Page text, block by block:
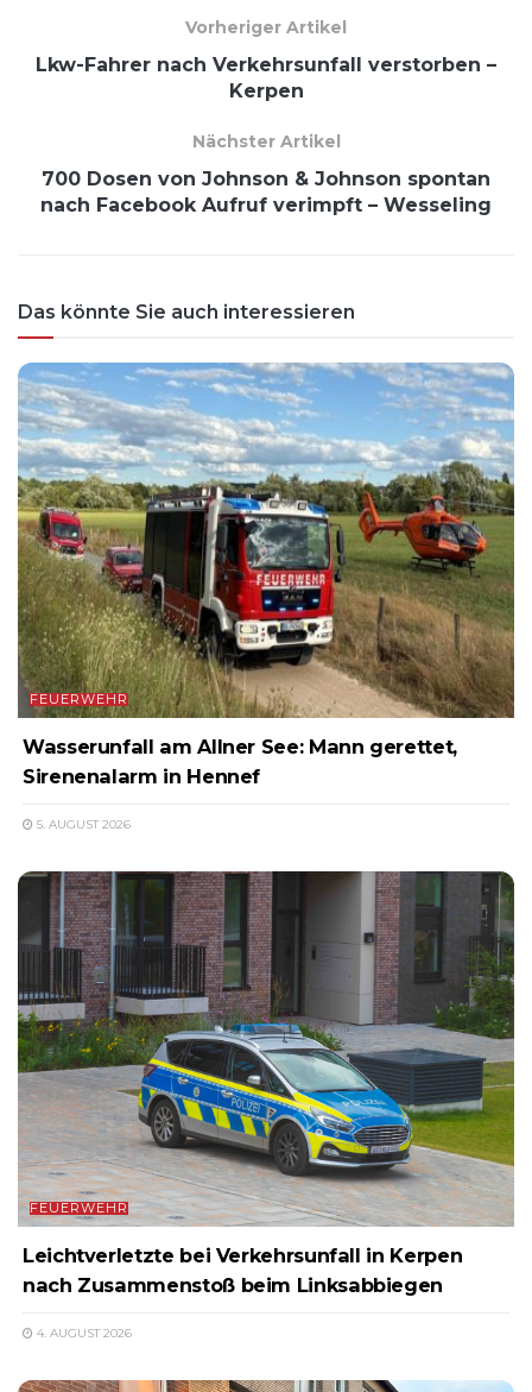
Vorheriger Artikel
Lkw-Fahrer nach Verkehrsunfall verstorben –
Kerpen
Nächster Artikel
700 Dosen von Johnson & Johnson spontan
nach Facebook Aufruf verimpft – Wesseling
Das könnte Sie auch interessieren
FEUERWEHR
Wasserunfall am Allner See: Mann gerettet,
Sirenenalarm in Hennef
5. AUGUST 2026
FEUERWEHR
Leichtverletzte bei Verkehrsunfall in Kerpen
nach Zusammenstoß beim Linksabbiegen
4. AUGUST 2026